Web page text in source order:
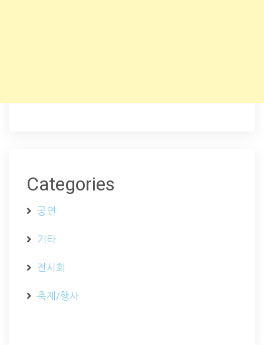
Categories
공연
기타
전시회
축제/행사